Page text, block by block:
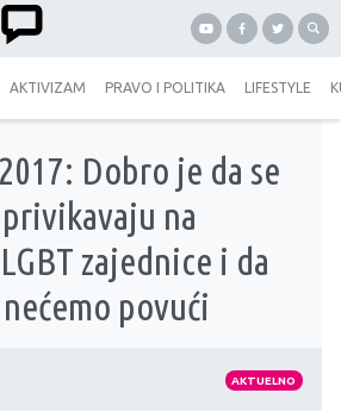
AKTIVIZAM PRAVO I POLITIKA LIFESTYLE
Dobro je da se
na
zajednice i da
povući
AKTUELNO